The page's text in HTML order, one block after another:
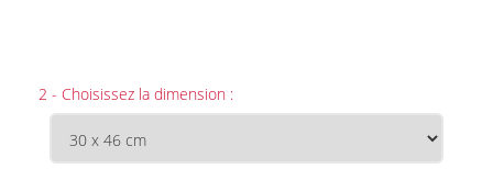
2 - Choisissez la dimension :